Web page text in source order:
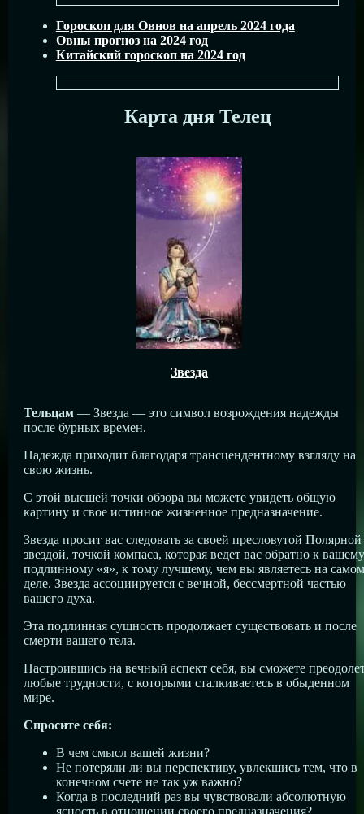
Гороскоп для Овнов на апрель 2024 года
Овны прогноз на 2024 год
Китайский гороскоп на 2024 год
Карта дня Телец
Звезда
Тельцам— Звезда — это символ возрождения надежды
после бурных времен.
Надежда приходит благодаря трансцендентному взгляду на
свою жизнь.
С этой высшей точки обзора вы можете увидеть общую
картину и свое истинное жизненное предназначение.
Звезда просит вас следовать за своей пресловутой Полярной
звездой, точкой компаса, которая ведет вас обратно к вашему
подлинному «я», к тому лучшему, чем вы являетесь на самом
деле. Звезда ассоциируется с вечной, бессмертной частью
вашего духа.
Эта подлинная сущность продолжает существовать и после
смерти вашего тела.
Настроившись на вечный аспект себя, вы сможете
любые трудности, с которыми сталкиваетесь в обыденном
мире.
Спросите себя:
В чем смысл вашей жизни?
Не потеряли ли вы перспективу, увлекшись тем, что в
конечном счете не так уж важно?
Когда в последний раз вы чувствовали абсолютную
ясность в отношении своего предназначения?